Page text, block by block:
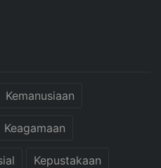
Kemanusiaan
Keagamaan
Kepustakaan